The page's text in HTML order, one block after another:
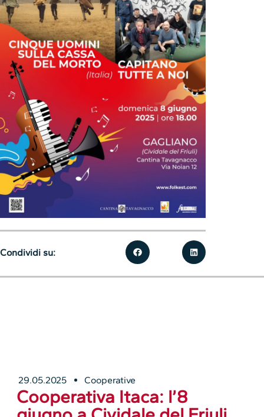
29.05.2025 Cooperative
Cooperativa Itaca: l’8
Condividi su: